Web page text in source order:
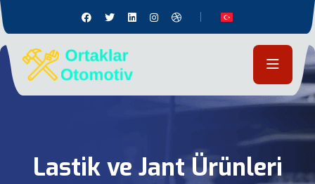
Lastik ve Jant Ürünleri